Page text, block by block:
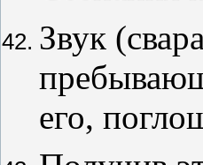
Звук
его,